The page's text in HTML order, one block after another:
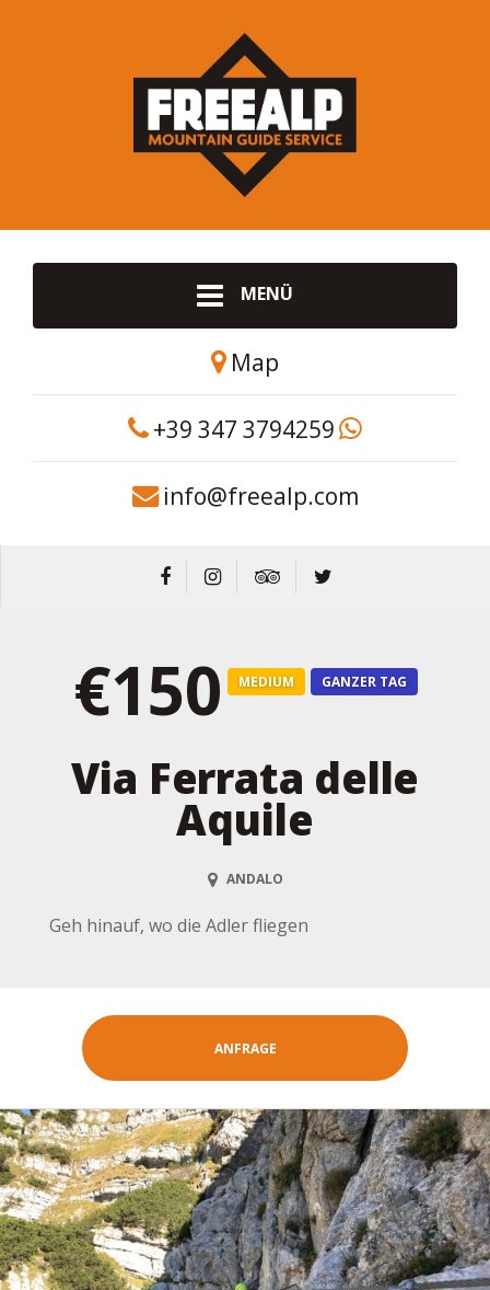
MENÜ
Map
+39 347 3794259
info@freealp.com
ANFRAGE
€150 MEDIUM GANZER TAG
Via Ferrata delle
Aquile
ANDALO
Geh hinauf, wo die Adler fliegen